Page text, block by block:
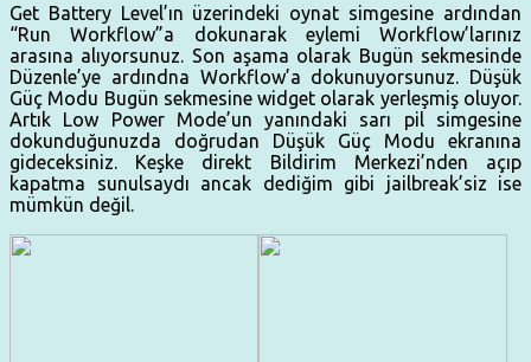
Get Battery Level’ın üzerindeki oynat simgesine ardından
“Run Workflow”a dokunarak eylemi Workflow’larınız
arasına alıyorsunuz. Son aşama olarak Bugün sekmesinde
Düzenle’ye ardındna Workflow’a dokunuyorsunuz. Düşük
Güç Modu Bugün sekmesine widget olarak yerleşmiş oluyor.
Artık Low Power Mode’un yanındaki sarı pil simgesine
dokunduğunuzda doğrudan Düşük Güç Modu ekranına
gideceksiniz. Keşke direkt Bildirim Merkezi’nden açıp
kapatma sunulsaydı ancak dediğim gibi jailbreak’siz ise
mümkün değil.